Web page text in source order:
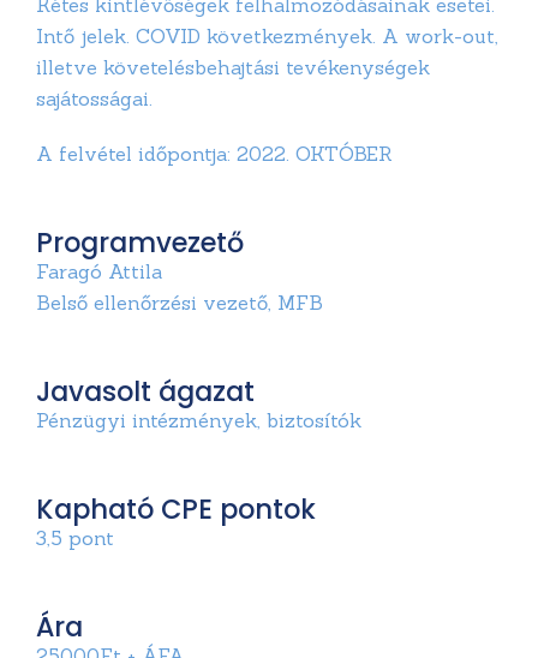
Kétes kintlévőségek felhalmozódásainak esetei.
Intő jelek. COVID következmények. A work-out,
illetve követelésbehajtási tevékenységek
sajátosságai.
A felvétel időpontja: 2022. OKTÓBER
Programvezető
Faragó Attila
Belső ellenőrzési vezető, MFB
Javasolt ágazat
Pénzügyi intézmények, biztosítók
Kapható CPE pontok
3,5 pont
Ára